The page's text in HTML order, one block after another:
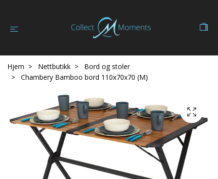
Hjem Nettbutikk
Bord og stoler
Chambery Bamboo bord 110x70x70 (M)